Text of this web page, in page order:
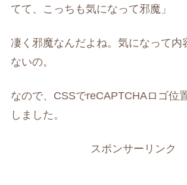
てて、こっちも気になって邪魔」
凄く邪魔なんだよね。気になって内
ないの。
なので、CSSでreCAPTCHAロゴ位
しました。
スポンサーリンク